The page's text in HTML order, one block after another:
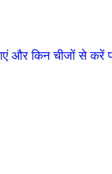
और किन चीजों से करें